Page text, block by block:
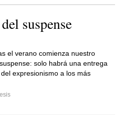
suspense
el verano comienza nuestro
solo habrá una entrega
expresionismo a los más